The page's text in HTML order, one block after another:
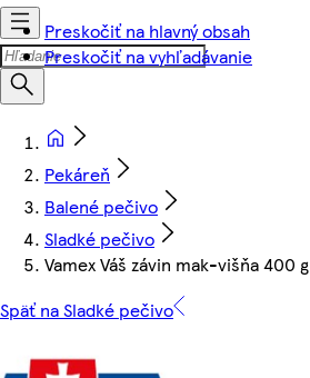
Preskočiť na hlavný obsah
Preskočiť na vyhľadávanie
Pekáreň
Balené pečivo
Sladké pečivo
Vamex Váš závin mak-višňa 400 g
Späť na Sladké pečivo